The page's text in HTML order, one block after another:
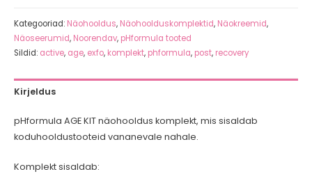
Kategooriad: Näohooldus, Näohoolduskomplektid, Näokreemid,
Näoseerumid, Noorendav, pHformula tooted
Sildid: active, age, exfo, komplekt, phformula, post, recovery
Kirjeldus
pHformula AGE KIT näohooldus komplekt, mis sisaldab
koduhooldustooteid vananevale nahale.
Komplekt sisaldab: